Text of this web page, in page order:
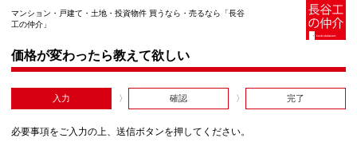
マンション・戸建て・土地・投資物件 買うなら・売るなら「長谷
工の仲介」
価格が変わったら教えて欲しい
入力 確認 完了
必要事項をご入力の上、送信ボタンを押してください。